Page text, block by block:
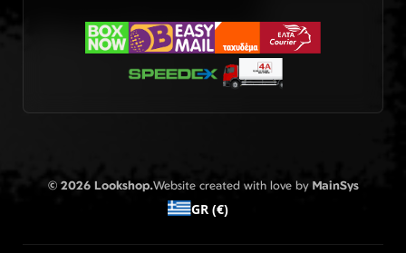
© 2026 Lookshop.Website created with love by MainSys
GR (€)